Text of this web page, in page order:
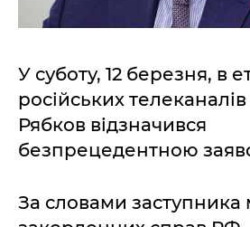
У суботу, 12 березня, в
російських
Рябков відзначився
безпрецедентною
За словами заступника